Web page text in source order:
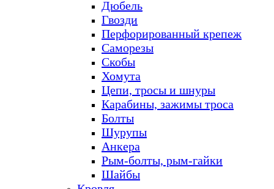
Дюбель
Гвозди
Перфорированный крепеж
Саморезы
Скобы
Хомута
Цепи, тросы и шнуры
Карабины, зажимы троса
Болты
Шурупы
Анкера
Рым-болты, рым-гайки
Шайбы